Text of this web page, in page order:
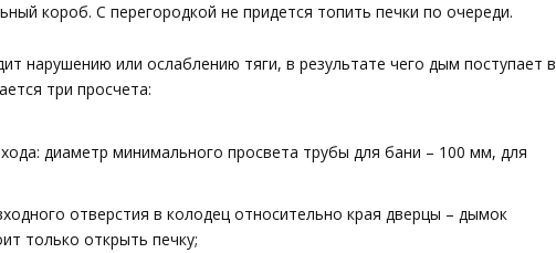
короб. С перегородкой не придется топить печки по очереди.
нарушению или ослаблению тяги, в результате чего дым поступает в
три просчета:
диаметр минимального просвета трубы для бани – 100 мм, для
отверстия в колодец относительно края дверцы – дымок
только открыть печку;